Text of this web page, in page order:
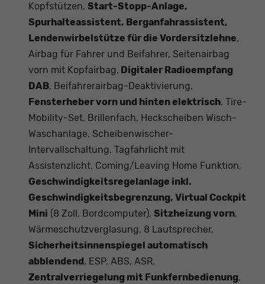
Kopfstützen, Start-Stopp-Anlage,
Spurhalteassistent, Berganfahrassistent,
Lendenwirbelstütze für die Vordersitzlehne,
Airbag für Fahrer und Beifahrer, Seitenairbag
vorn mit Kopfairbag, Digitaler Radioempfang
DAB, Beifahrerairbag-Deaktivierung,
Fensterheber vorn und hinten elektrisch, Tire-
Mobility-Set, Brillenfach, Heckscheiben Wisch-
Waschanlage, Scheibenwischer-
Intervallschaltung, Tagfahrlicht mit
Assistenzlicht, Coming/Leaving Home Funktion,
Geschwindigkeitsregelanlage inkl.
Geschwindigkeitsbegrenzung, Virtual Cockpit
Mini (8 Zoll, Bordcomputer), Sitzheizung vorn,
Wärmeschutzverglasung, 8 Lautsprecher,
Sicherheitsinnenspiegel automatisch
abblendend , ESP, ABS, ASR,
Zentralverriegelung mit Funkfernbedienung,